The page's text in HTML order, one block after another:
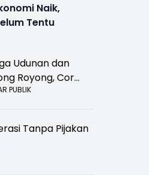
Naik,
Tentu
Udunan dan
Royong, Cor
Hancur di
PUBLIK
Tanpa Pijakan